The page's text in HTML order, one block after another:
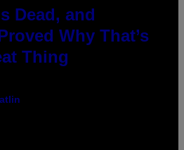
Dead, and
Why That’s
Thing